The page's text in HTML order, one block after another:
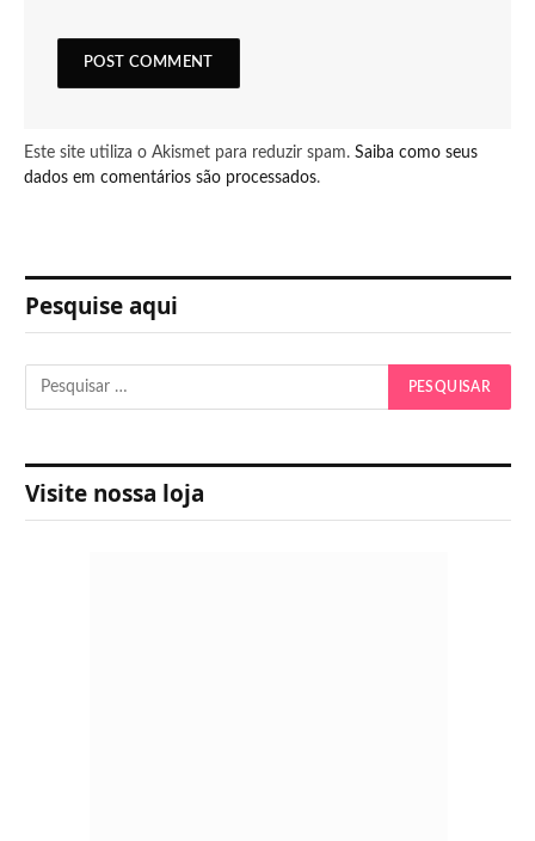
Este site utiliza o Akismet para reduzir spam. Saiba como seus
dados em comentários são processados.
Pesquise aqui
Visite nossa loja